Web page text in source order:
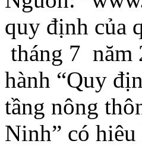
quy định của
tháng 7 năm
hành “Quy
tầng nông
Ninh” có